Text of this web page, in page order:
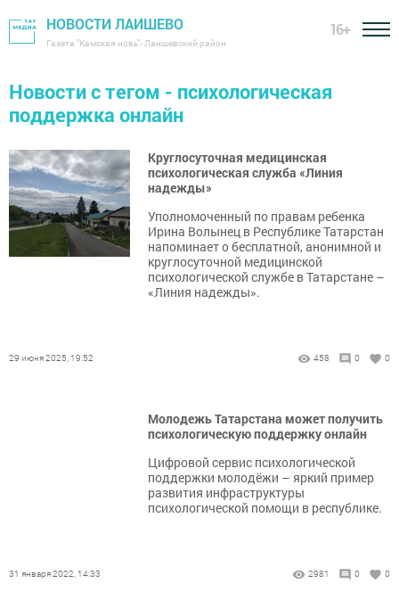
НОВОСТИ ЛАИШЕВО
Газета "Камская новь"- Лаишевский район
16+
Новости с тегом - психологическая
поддержка онлайн
Круглосуточная медицинская
психологическая служба «Линия
надежды»
Уполномоченный по правам ребенка
Ирина Волынец в Республике Татарстан
напоминает о бесплатной, анонимной и
круглосуточной медицинской
психологической службе в Татарстане –
«Линия надежды».
29 июня 2025, 19:52 458 0 0
​​​​​​​Молодежь Татарстана может получить
психологическую поддержку онлайн
Цифровой сервис психологической
поддержки молодёжи – яркий пример
развития инфраструктуры
психологической помощи в республике.
31 января 2022, 14:33 2981 0 0